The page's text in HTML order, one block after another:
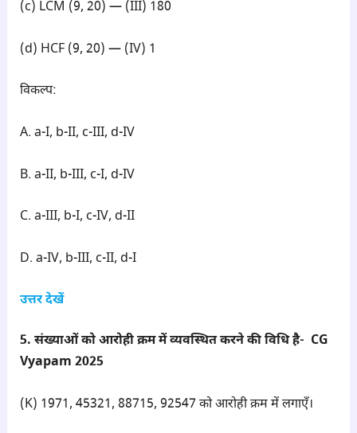
(c) LCM (9, 20) — (III) 180
(d) HCF (9, 20) — (IV) 1
विकल्प:
A. a-I, b-II, c-III, d-IV
B. a-II, b-III, c-I, d-IV
C. a-III, b-I, c-IV, d-II
D. a-IV, b-III, c-II, d-I
उत्तर देखें
5. संख्याओं को आरोही क्रम में व्यवस्थित करने की विधि है- CG
Vyapam 2025
(K) 1971, 45321, 88715, 92547 को आरोही क्रम में लगाएँ।